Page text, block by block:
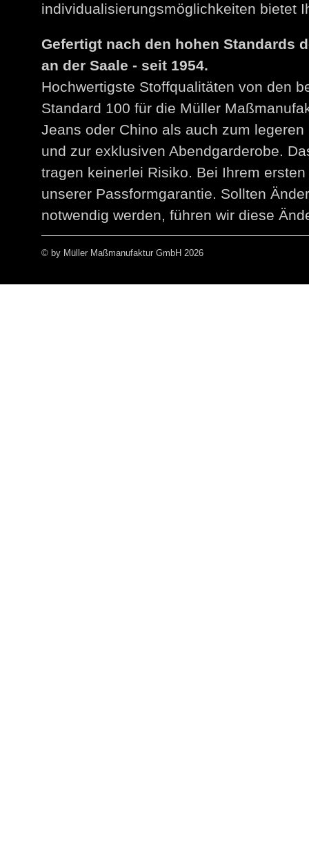
individualisierungsmöglichkeiten bietet
Gefertigt nach den hohen Standards
an der Saale - seit 1954.
Hochwertigste Stoffqualitäten von den
Standard 100 für die Müller
Jeans oder Chino als auch zum
und zur exklusiven Abendgarderobe.
tragen keinerlei Risiko. Bei Ihrem
unserer Passformgarantie. Sollten
notwendig werden, führen wir diese
© by Müller Maßmanufaktur GmbH 2026